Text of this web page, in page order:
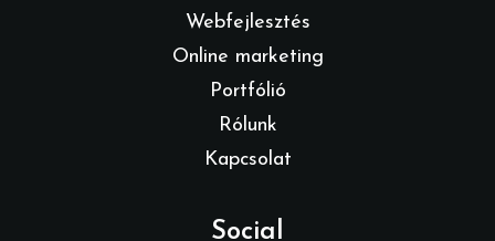
Webfejlesztés
Online marketing
Portfólió
Rólunk
Kapcsolat
Social